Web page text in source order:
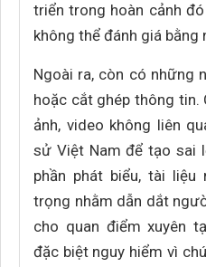
triển trong hoàn cảnh
không thể đánh giá bằng
Ngoài ra, còn có những
hoặc cắt ghép thông tin.
ảnh, video không liên
sử Việt Nam để tạo sai
phần phát biểu, tài liệu
trọng nhằm dẫn dắt
cho quan điểm xuyên
đặc biệt nguy hiểm vì